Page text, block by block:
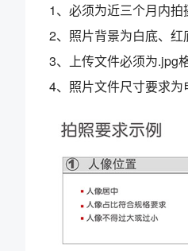
1、必须为近三个月内拍
2、照片背景为白底、红
3、上传文件必须为.jpg格
4、照片文件尺寸要求为